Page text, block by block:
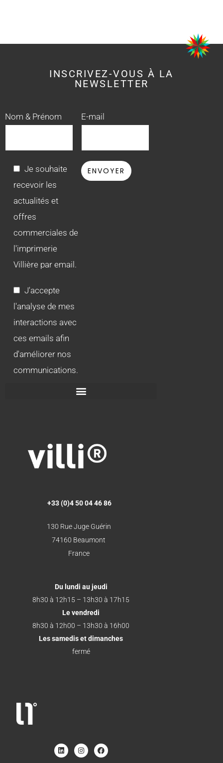
INSCRIVEZ-VOUS À LA
NEWSLETTER
Nom & Prénom E-mail
Je souhaite
recevoir les
actualités et
offres
commerciales de
l'imprimerie
Villière par email.
J'accepte
l'analyse de mes
interactions avec
ces emails afin
d'améliorer nos
communications.
+33 (0)4 50 04 46 86
130 Rue Juge Guérin
74160 Beaumont
France
Du lundi au jeudi
8h30 à 12h15 – 13h30 à 17h15
Le vendredi
8h30 à 12h00 – 13h30 à 16h00
Les samedis et dimanches
fermé